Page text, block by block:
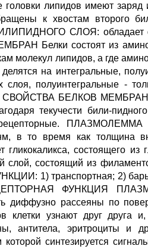
головки липидов имеют
к хвостам второго
СЛОЯ: обладает
Белки состоят из
молекул липидов, а где
на интегральные,
слоя, полуинтегральные -
СВОЙСТВА БЕЛКОВ МЕМБРАН
текучести били-
ПЛАЗМОЛЕММА
в то время как толщина
состоящего
слой, состоящий из
1) транспортная; 2)
ФУНКЦИЯ
диффузно рассеяны по
клетки узнают друг друга
антитела, эритроциты и
синтезируется